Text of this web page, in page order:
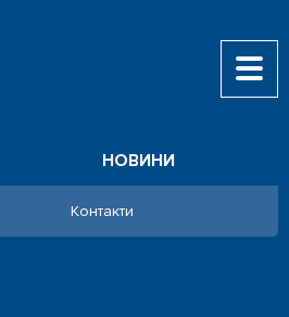
НОВИНИ
Контакти